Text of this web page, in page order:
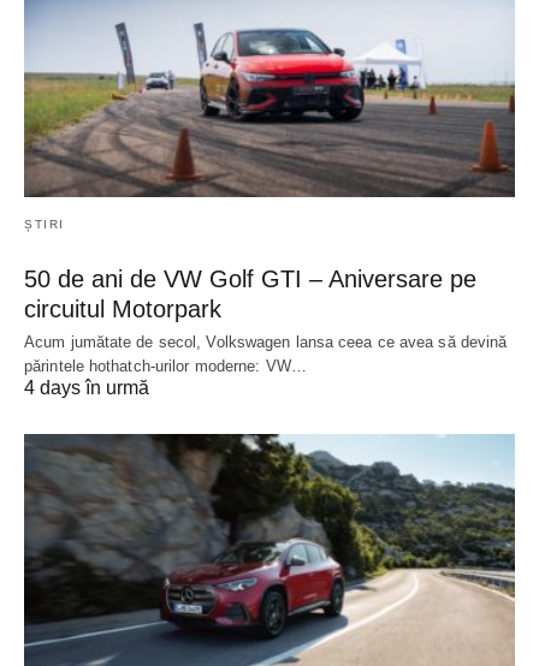
ȘTIRI
50 de ani de VW Golf GTI – Aniversare pe
circuitul Motorpark
Acum jumătate de secol, Volkswagen lansa ceea ce avea să devină
părintele hothatch-urilor moderne: VW…
4 days în urmă